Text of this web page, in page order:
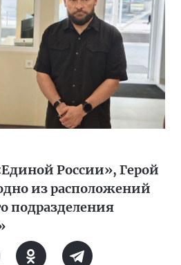
России», Герой
из расположений
подразделения